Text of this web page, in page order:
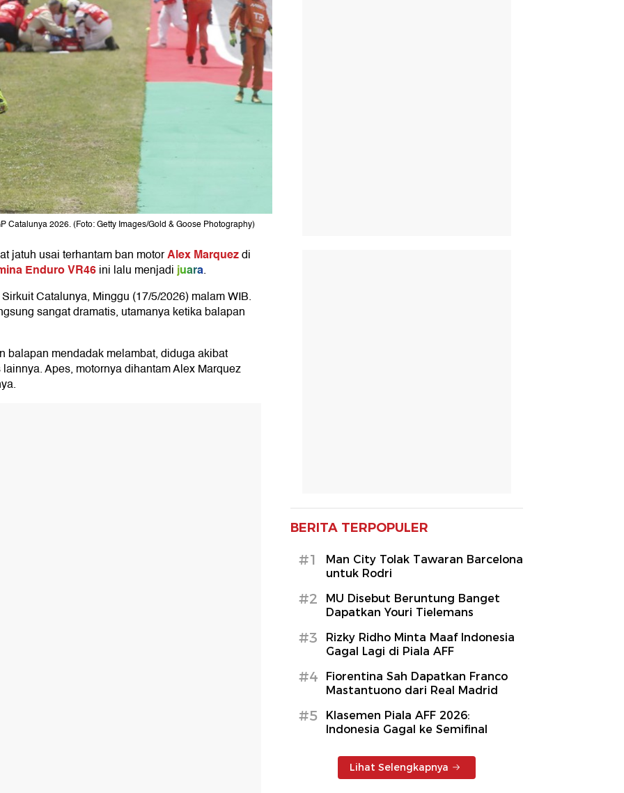
Catalunya 2026. (Foto: Getty Images/Gold & Goose Photography)
jatuh usai terhantam ban motorAlex Marquezdi
Enduro VR46ini lalu menjadijuara.
Catalunya, Minggu (17/5/2026) malam WIB.
sangat dramatis, utamanya ketika balapan
balapan mendadak melambat, diduga akibat
Apes, motornya dihantam Alex Marquez
BERITA TERPOPULER
#1
Man City Tolak Tawaran Barcelona
untuk Rodri
#2
MU Disebut Beruntung Banget
Dapatkan Youri Tielemans
#3
Rizky Ridho Minta Maaf Indonesia
Gagal Lagi di Piala AFF
#4
Fiorentina Sah Dapatkan Franco
Mastantuono dari Real Madrid
#5
Klasemen Piala AFF 2026:
Indonesia Gagal ke Semifinal
Lihat Selengkapnya